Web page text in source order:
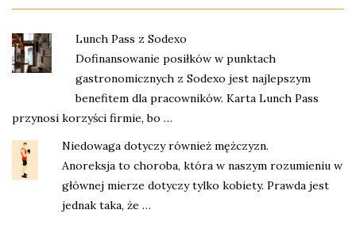
Lunch Pass z Sodexo
Dofinansowanie posiłków w punktach
gastronomicznych z Sodexo jest najlepszym
benefitem dla pracowników. Karta Lunch Pass
przynosi korzyści firmie, bo …
Niedowaga dotyczy również mężczyzn.
Anoreksja to choroba, która w naszym rozumieniu w
głównej mierze dotyczy tylko kobiety. Prawda jest
jednak taka, że …